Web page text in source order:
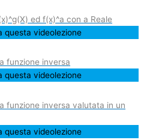
ed f(x)^a con a Reale
questa videolezione
funzione inversa
questa videolezione
funzione inversa valutata in un
questa videolezione